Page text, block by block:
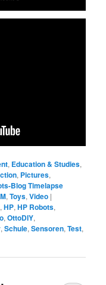
, Education & Studies,
, Pictures,
Blog Timelapse
,Toys,Video |
,HP,HP Robots,
,OttoDIY,
,Schule,Sensoren,Test,